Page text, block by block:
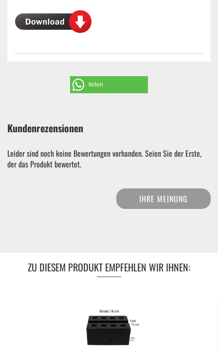
teilen
Kundenrezensionen
Leider sind noch keine Bewertungen vorhanden. Seien Sie der Erste,
der das Produkt bewertet.
IHRE MEINUNG
ZU DIESEM PRODUKT EMPFEHLEN WIR IHNEN: